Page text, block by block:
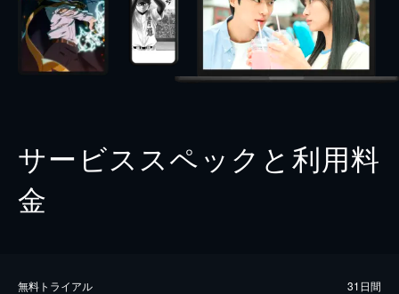
サービススペックと利用料
金
無料トライアル 31日間